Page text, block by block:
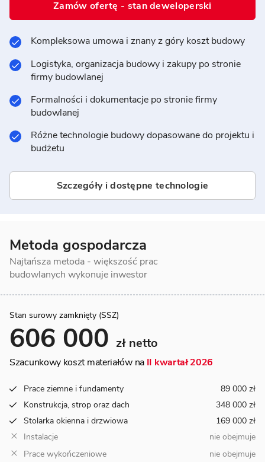
Metoda gospodarcza
Najtańsza metoda - większość prac
budowlanych wykonuje inwestor
Stan surowy zamknięty (SSZ)
606 000 zł netto
Szacunkowy koszt materiałów na II kwartał 2026
Prace ziemne i fundamenty
89 000 zł
Konstrukcja, strop oraz dach
348 000 zł
Stolarka okienna i drzwiowa
169 000 zł
Instalacje
nie obejmuje
Prace wykończeniowe
nie obejmuje
Zamów ofertę - stan deweloperski
Kompleksowa umowa i znany z góry koszt budowy
Logistyka, organizacja budowy i zakupy po stronie
firmy budowlanej
Formalności i dokumentacje po stronie firmy
budowlanej
Różne technologie budowy dopasowane do projektu i
budżetu
Szczegóły i dostępne technologie